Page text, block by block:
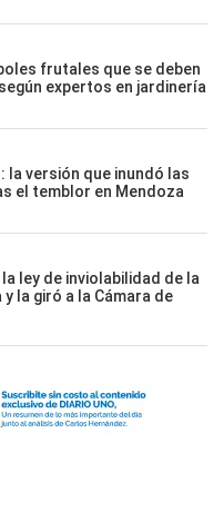
frutales que se deben
expertos en jardinería
la versión que inundó las
el temblor en Mendoza
ley de inviolabilidad de la
la giró a la Cámara de